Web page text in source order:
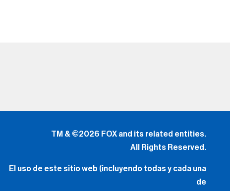
TM & ©2026 FOX and its related entities.
All Rights Reserved.
El uso de este sitio web (incluyendo todas y cada una
de